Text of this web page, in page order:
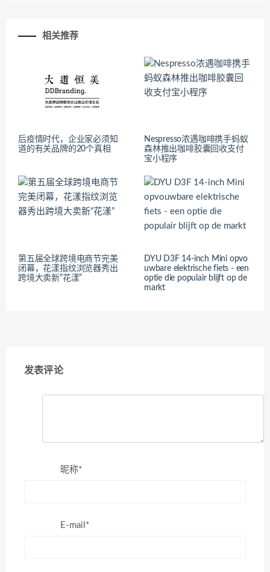
相关推荐
后疫情时代，企业家必须知
道的有关品牌的20个真相
Nespresso浓遇咖啡携手蚂蚁
森林推出咖啡胶囊回收支付
宝小程序
第五届全球跨境电商节完美
闭幕，花漾指纹浏览器秀出
跨境大卖新“花漾”
DYU D3F 14-inch Mini opvo
uwbare elektrische fiets - een
optie die populair blijft op de
markt
发表评论
昵称*
E-mail*